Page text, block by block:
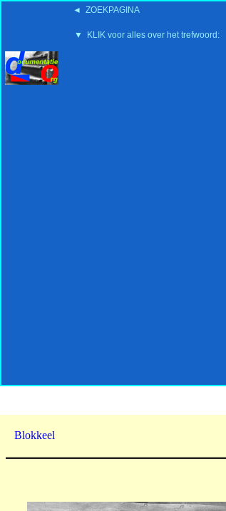
◄ ZOEKPAGINA
▼ KLIK voor alles over het trefwoord:
'15:19 19-2-2008